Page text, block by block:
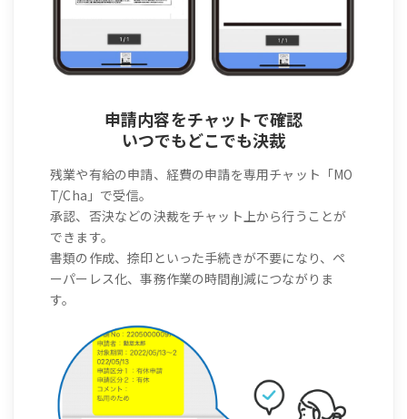
申請内容をチャットで確認
いつでもどこでも決裁
残業や有給の申請、経費の申請を専用チャット「MO
T/Cha」で受信。
承認、否決などの決裁をチャット上から行うことが
できます。
書類の作成、捺印といった手続きが不要になり、ペ
ーパーレス化、事務作業の時間削減につながりま
す。